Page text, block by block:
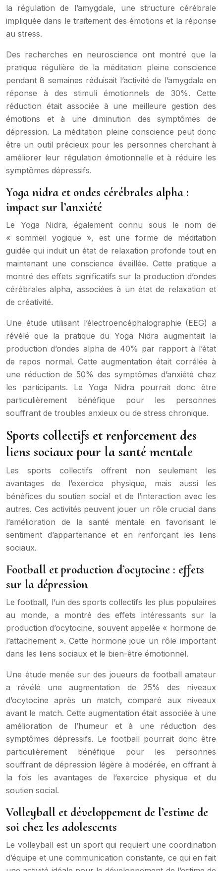
la régulation de l’amygdale, une structure cérébrale
impliquée dans le traitement des émotions et la réponse
au stress.
Des recherches en neuroscience ont montré que la
pratique régulière de la méditation pleine conscience
pendant 8 semaines réduisait l’activité de l’amygdale en
réponse à des stimuli émotionnels de 30%. Cette
réduction était associée à une meilleure gestion des
émotions et à une diminution des symptômes de
dépression. La méditation pleine conscience peut donc
être un outil précieux pour les personnes cherchant à
améliorer leur régulation émotionnelle et à réduire les
symptômes dépressifs.
Yoga nidra et ondes cérébrales alpha :
impact sur l’anxiété
Le Yoga Nidra, également connu sous le nom de
« sommeil yogique », est une forme de méditation
guidée qui induit un état de relaxation profonde tout en
maintenant une conscience éveillée. Cette pratique a
montré des effets significatifs sur la production d’ondes
cérébrales alpha, associées à un état de relaxation et
de créativité.
Une étude utilisant l’électroencéphalographie (EEG) a
révélé que la pratique du Yoga Nidra augmentait la
production d’ondes alpha de 40% par rapport à l’état
de repos normal. Cette augmentation était corrélée à
une réduction de 50% des symptômes d’anxiété chez
les participants. Le Yoga Nidra pourrait donc être
particulièrement bénéfique pour les personnes
souffrant de troubles anxieux ou de stress chronique.
Sports collectifs et renforcement des
liens sociaux pour la santé mentale
Les sports collectifs offrent non seulement les
avantages de l’exercice physique, mais aussi les
bénéfices du soutien social et de l’interaction avec les
autres. Ces activités peuvent jouer un rôle crucial dans
l’amélioration de la santé mentale en favorisant le
sentiment d’appartenance et en renforçant les liens
sociaux.
Football et production d’ocytocine : effets
sur la dépression
Le football, l’un des sports collectifs les plus populaires
au monde, a montré des effets intéressants sur la
production d’ocytocine, souvent appelée « hormone de
l’attachement ». Cette hormone joue un rôle important
dans les liens sociaux et le bien-être émotionnel.
Une étude menée sur des joueurs de football amateur
a révélé une augmentation de 25% des niveaux
d’ocytocine après un match, comparé aux niveaux
avant le match. Cette augmentation était associée à une
amélioration de l’humeur et à une réduction des
symptômes dépressifs. Le football pourrait donc être
particulièrement bénéfique pour les personnes
souffrant de dépression légère à modérée, en offrant à
la fois les avantages de l’exercice physique et du
soutien social.
Volleyball et développement de l’estime de
soi chez les adolescents
Le volleyball est un sport qui requiert une coordination
d’équipe et une communication constante, ce qui en fait